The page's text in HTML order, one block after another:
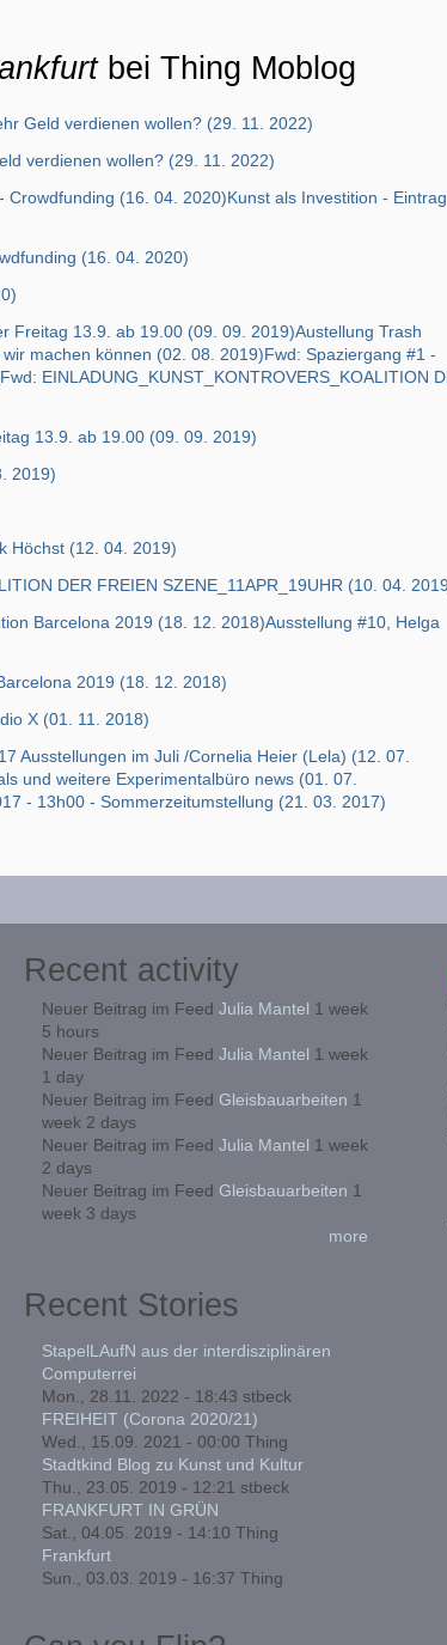
bei Thing Moblog
Geld verdienen wollen? (29. 11. 2022)
verdienen wollen? (29. 11. 2022)
(16. 04. 2020)Kunst als Investition - Eintrag
(16. 04. 2020)
Freitag 13.9. ab 19.00 (09. 09. 2019)Austellung Trash
machen können (02. 08. 2019)Fwd: Spaziergang #1 -
EINLADUNG_KUNST_KONTROVERS_KOALITION
13.9. ab 19.00 (09. 09. 2019)
2019)
Höchst (12. 04. 2019)
DER FREIEN SZENE_11APR_19UHR (10. 04.
Barcelona 2019 (18. 12. 2018)Ausstellung #10, Helga
2019 (18. 12. 2018)
X (01. 11. 2018)
Ausstellungen im Juli /Cornelia Heier (Lela) (12. 07.
und weitere Experimentalbüro news (01. 07.
- 13h00 - Sommerzeitumstellung (21. 03. 2017)
Recent activity
Neuer Beitrag im Feed Julia Mantel 1 week
5 hours
Neuer Beitrag im Feed Julia Mantel 1 week
1 day
Neuer Beitrag im Feed Gleisbauarbeiten 1
week 2 days
Neuer Beitrag im Feed Julia Mantel 1 week
2 days
Neuer Beitrag im Feed Gleisbauarbeiten 1
week 3 days
more
Recent Stories
StapelLAufN aus der interdisziplinären
Computerrei
Mon., 28.11. 2022 - 18:43 stbeck
FREIHEIT (Corona 2020/21)
Wed., 15.09. 2021 - 00:00 Thing
Stadtkind Blog zu Kunst und Kultur
Thu., 23.05. 2019 - 12:21 stbeck
FRANKFURT IN GRÜN
Sat., 04.05. 2019 - 14:10 Thing
Frankfurt
Sun., 03.03. 2019 - 16:37 Thing